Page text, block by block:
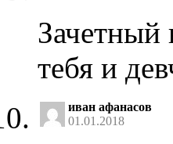
тебя и
иван афанасов
01.01.2018